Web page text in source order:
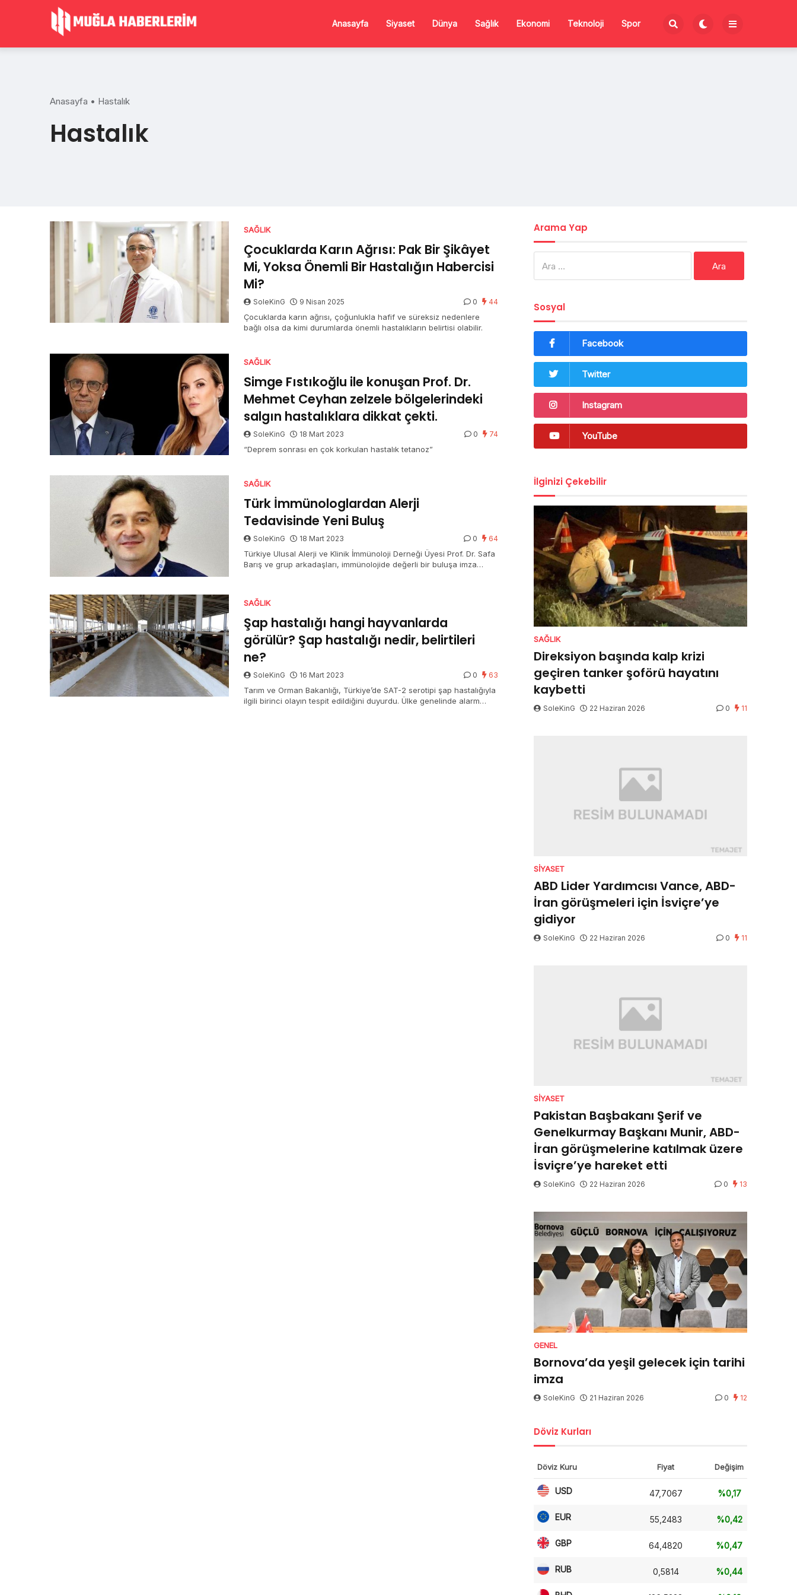
Anasayfa Siyaset Dünya Sağlık Ekonomi Teknoloji Spor
Anasayfa • Hastalık
Hastalık
SAĞLIK
Çocuklarda Karın Ağrısı: Pak Bir Şikâyet
Mi, Yoksa Önemli Bir Hastalığın Habercisi
Mi?
SoleKinG 9 Nisan 2025 0 44
Çocuklarda karın ağrısı, çoğunlukla hafif ve süreksiz nedenlere
bağlı olsa da kimi durumlarda önemli hastalıkların belirtisi olabilir.
SAĞLIK
Simge Fıstıkoğlu ile konuşan Prof. Dr.
Mehmet Ceyhan zelzele bölgelerindeki
salgın hastalıklara dikkat çekti.
SoleKinG 18 Mart 2023 0 74
“Deprem sonrası en çok korkulan hastalık tetanoz”
SAĞLIK
Türk İmmünologlardan Alerji
Tedavisinde Yeni Buluş
SoleKinG 18 Mart 2023 0 64
Türkiye Ulusal Alerji ve Klinik İmmünoloji Derneği Üyesi Prof. Dr. Safa
Barış ve grup arkadaşları, immünolojide değerli bir buluşa imza
SAĞLIK
Şap hastalığı hangi hayvanlarda
görülür? Şap hastalığı nedir, belirtileri
ne?
SoleKinG 16 Mart 2023 0 63
Tarım ve Orman Bakanlığı, Türkiye’de SAT-2 serotipi şap hastalığıyla
ilgili birinci olayın tespit edildiğini duyurdu. Ülke genelinde alarm
Arama Yap
Sosyal
Facebook
Twitter
Instagram
YouTube
İlginizi Çekebilir
SAĞLIK
Direksiyon başında kalp krizi
geçiren tanker şoförü hayatını
kaybetti
SoleKinG 22 Haziran 2026 0 11
SIYASET
ABD Lider Yardımcısı Vance, ABD-
İran görüşmeleri için İsviçre’ye
gidiyor
SoleKinG 22 Haziran 2026 0 11
SIYASET
Pakistan Başbakanı Şerif ve
Genelkurmay Başkanı Munir, ABD-
İran görüşmelerine katılmak üzere
İsviçre’ye hareket etti
SoleKinG 22 Haziran 2026 0 13
GENEL
Bornova’da yeşil gelecek için tarihi
imza
SoleKinG 21 Haziran 2026 0 12
Döviz Kurları
Döviz Kuru Fiyat Değişim
USD 47,7067 %0,17
EUR 55,2483 %0,42
GBP 64,4820 %0,47
RUB 0,5814 %0,44